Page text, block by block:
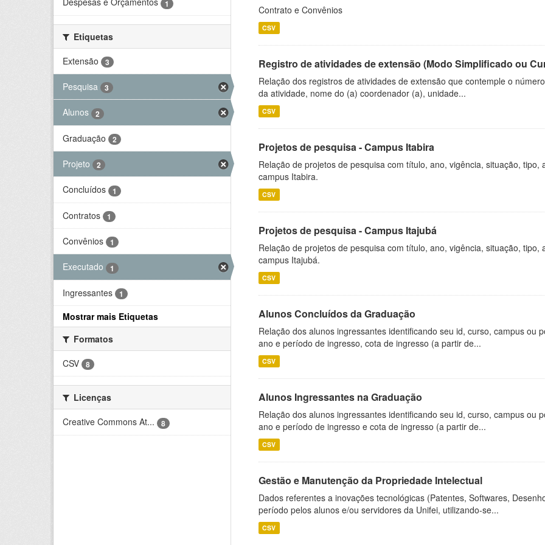
1
Etiquetas
Extensão
3
Pesquisa 3
Alunos 2
Graduação 2
Projeto 2
Concluídos 1
Contratos 1
Convênios 1
Executado 1
Ingressantes 1
Mostrar mais Etiquetas
Formatos
CSV
8
Licenças
Creative Commons At...
8
Contrato e Convênios
CSV
Registro de atividades de extensão (Modo Simplificado ou
Relação dos registros de atividades de extensão que contemple o
da atividade, nome do (a) coordenador (a), unidade...
CSV
Projetos de pesquisa - Campus Itabira
Relação de projetos de pesquisa com título, ano, vigência, situação,
campus Itabira.
CSV
Projetos de pesquisa - Campus Itajubá
Relação de projetos de pesquisa com título, ano, vigência, situação,
campus Itajubá.
CSV
Alunos Concluídos da Graduação
Relação dos alunos ingressantes identificando seu id, curso, campus ou
ano e período de ingresso, cota de ingresso (a partir de...
CSV
Alunos Ingressantes na Graduação
Relação dos alunos ingressantes identificando seu id, curso, campus ou
ano e período de ingresso e cota de ingresso (a partir de...
CSV
Gestão e Manutenção da Propriedade Intelectual
Dados referentes a inovações tecnológicas (Patentes, Softwares,
período pelos alunos e/ou servidores da Unifei, utilizando-se...
CSV